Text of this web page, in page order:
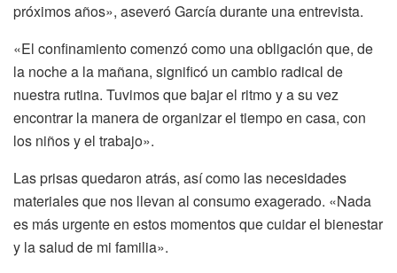
próximos años», aseveró García durante una entrevista.
«El confinamiento comenzó como una obligación que, de
la noche a la mañana, significó un cambio radical de
nuestra rutina. Tuvimos que bajar el ritmo y a su vez
encontrar la manera de organizar el tiempo en casa, con
los niños y el trabajo».
Las prisas quedaron atrás, así como las necesidades
materiales que nos llevan al consumo exagerado. «Nada
es más urgente en estos momentos que cuidar el bienestar
y la salud de mi familia».